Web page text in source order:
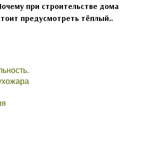
при строительстве дома
предусмотреть тёплый..